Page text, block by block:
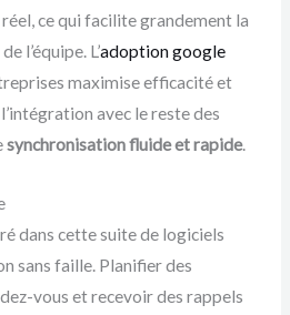
ce qui facilite grandement la
l’équipe. L’adoption google
maximise efficacité et
avec le reste des
synchronisation fluide et rapide.
dans cette suite de logiciels
sans faille. Planifier des
vous et recevoir des rappels